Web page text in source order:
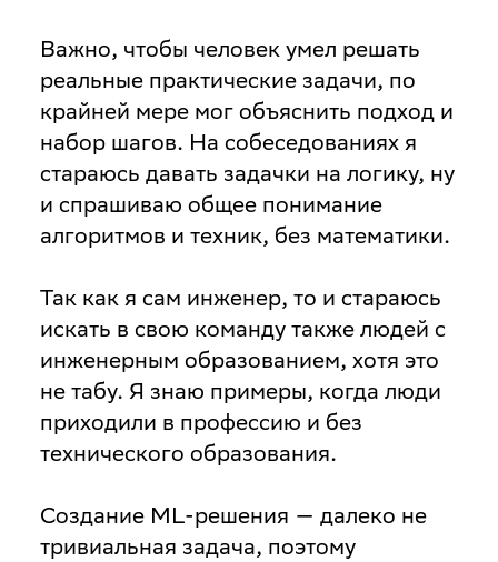
Важно, чтобы человек умел решать
реальные практические задачи, по
крайней мере мог объяснить подход и
набор шагов. На собеседованиях я
стараюсь давать задачки на логику, ну
и спрашиваю общее понимание
алгоритмов и техник, без математики.
Так как я сам инженер, то и стараюсь
искать в свою команду также людей с
инженерным образованием, хотя это
не табу. Я знаю примеры, когда люди
приходили в профессию и без
технического образования.
Создание ML-решения — далеко не
тривиальная задача, поэтому